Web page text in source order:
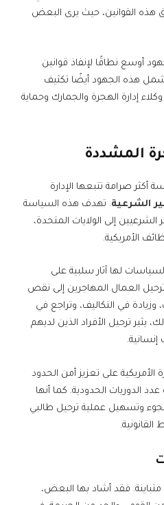
القوانين، حيث يرى البعض
أوسع نطاقًا لإنفاذ قوانين
هذه الجهود أيضًا تكثيف
إدارة الهجرة والجمارك وحماية
المشددة
أكثر صرامة تتبعها الإدارة
الشرعية. تهدف هذه السياسة
إلى الولايات المتحدة،
الأمريكية.
لها آثار سلبية على
العمال المهاجرين إلى نقص
في التكاليف، وتراجع في
يثير ترحيل الأفراد الذين لديهم
الأمريكية على تعزيز أمن الحدود
الدوريات الحدودية. كما أنها
وتسهيل عملية ترحيل طالبي
فقد أشاد بها البعض،